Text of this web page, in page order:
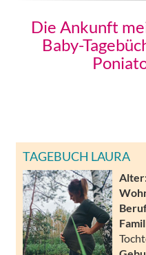
Die Ankunft
Baby-
TAGEBUCH LAURA